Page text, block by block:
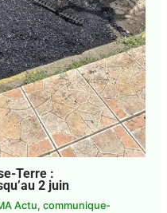
Terre :
2 juin
Actu, communique-